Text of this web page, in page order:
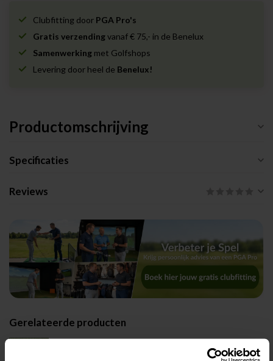
Clubfitting door PGA Pro's
Gratis verzendingvanaf € 75,- in de Benelux
Samenwerking met Golfshops
Levering door heel de Benelux!
Productomschrijving
Specificaties
Reviews
Gerelateerde producten
€529,00